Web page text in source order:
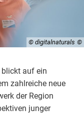
© digitalnaturals
auf ein
zahlreiche neue
der Region
junger